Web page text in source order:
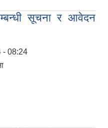
सूचना र आवेदन
- 08:24